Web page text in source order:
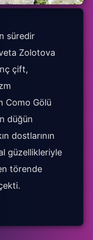
süredir
Zolotova
çift,
Como Gölü
düğün
dostlarının
güzellikleriyle
törende